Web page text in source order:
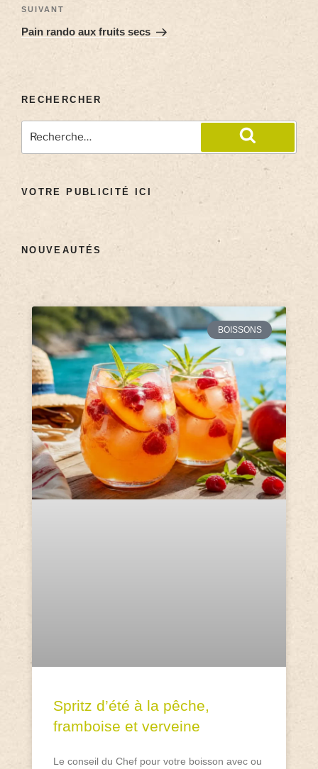
SUIVANT
Pain rando aux fruits secs
RECHERCHER
VOTRE PUBLICITÉ ICI
NOUVEAUTÉS
BOISSONS
Spritz d’été à la pêche,
framboise et verveine
Le conseil du Chef pour votre boisson avec ou